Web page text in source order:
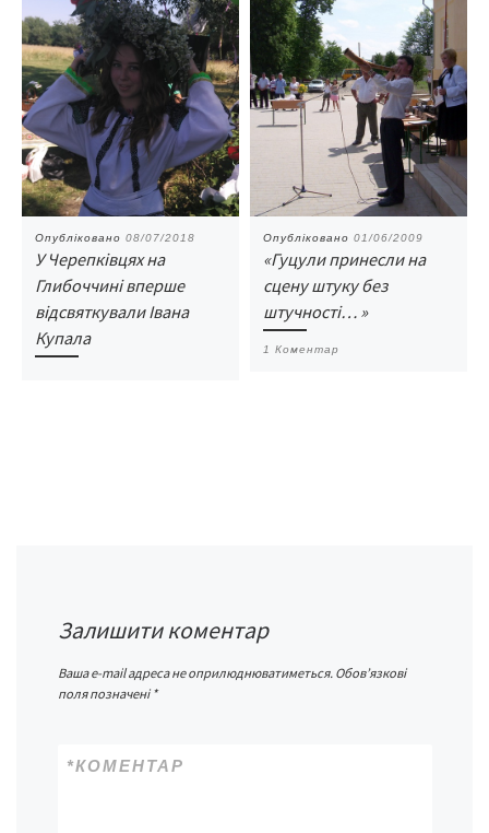
Опубліковано 08/07/2018
У Черепківцях на
Глибоччині вперше
відсвяткували Івана
Купала
Опубліковано 01/06/2009
«Гуцули принесли на
сцену штуку без
штучності… »
1 Коментар
Залишити коментар
Ваша e-mail адреса не оприлюднюватиметься. Обов’язкові
поля позначені *
КОМЕНТАР
*